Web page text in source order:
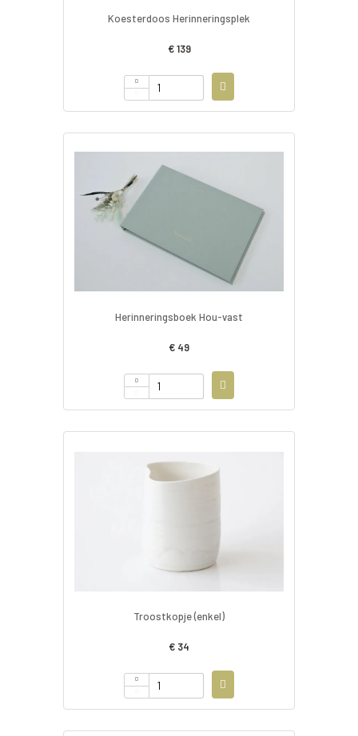
Koesterdoos Herinneringsplek
€ 139
Herinneringsboek Hou-vast
€ 49
Troostkopje (enkel)
€ 34